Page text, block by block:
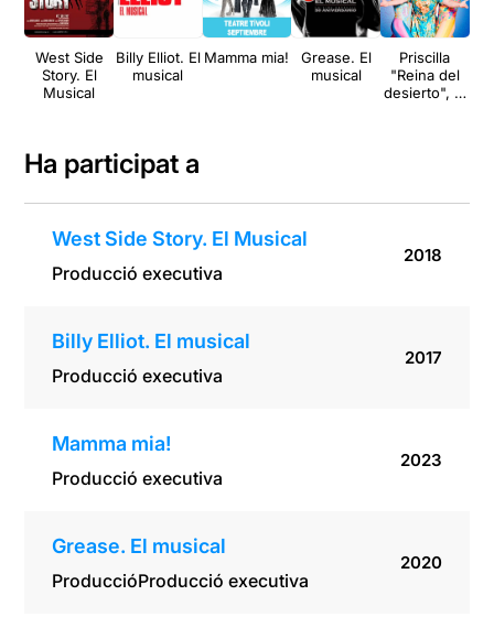
West Side
Story. El
Musical
Billy Elliot. El
musical
Mamma mia!
Grease. El
musical
Priscilla
"Reina del
desierto", el
Ha participat a
West Side Story. El Musical
Producció executiva
2018
Billy Elliot. El musical
Producció executiva
2017
Mamma mia!
Producció executiva
2023
Grease. El musical
ProduccióProducció executiva
2020